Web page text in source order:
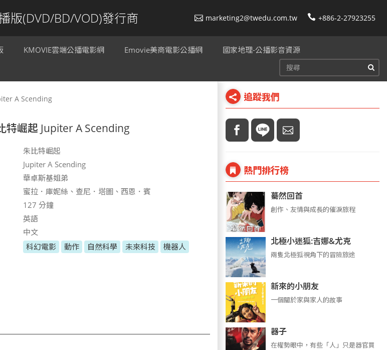
版(DVD/BD/VOD)發行商 marketing2@twedu.com.tw +886-2-27923255
KMOVIE雲端公播電影網 Emovie美商電影公播網 國家地理-公播影音資源
A Scending
特崛起 Jupiter A Scending
朱比特崛起
Jupiter A Scending
華卓斯基姐弟
蜜拉．庫妮絲、查尼．塔圖、西恩．賓
127 分鐘
英語
中文
科幻電影 動作 自然科學 未來科技 機器人
追蹤我們
熱門排行榜
驀然回首
創作、友情與成長的催淚旅程
北極小迷狐:吉娜&尤克
兩隻北極狐視角下的冒險旅途
新來的小朋友
一個關於家與家人的故事
器子
在權勢眼中，有些「人」只是器官買